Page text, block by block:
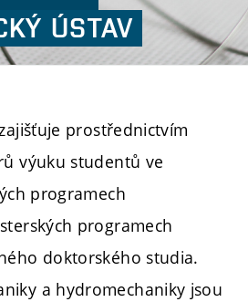
ÚSTAV
prostřednictvím
výuku studentů ve
programech
programech
doktorského studia.
a hydromechaniky jsou